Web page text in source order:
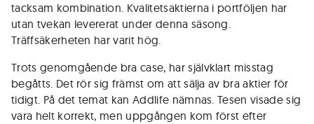
tacksam kombination. Kvalitetsaktierna i portföljen har
utan tvekan levererat under denna säsong.
Träffsäkerheten har varit hög.
Trots genomgående bra case, har självklart misstag
begåtts. Det rör sig främst om att sälja av bra aktier för
tidigt. På det temat kan Addlife nämnas. Tesen visade sig
vara helt korrekt, men uppgången kom först efter